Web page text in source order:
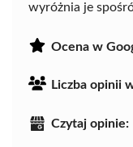
wyróżnia je
Ocena w
Liczba opinii
Czytaj opinie: